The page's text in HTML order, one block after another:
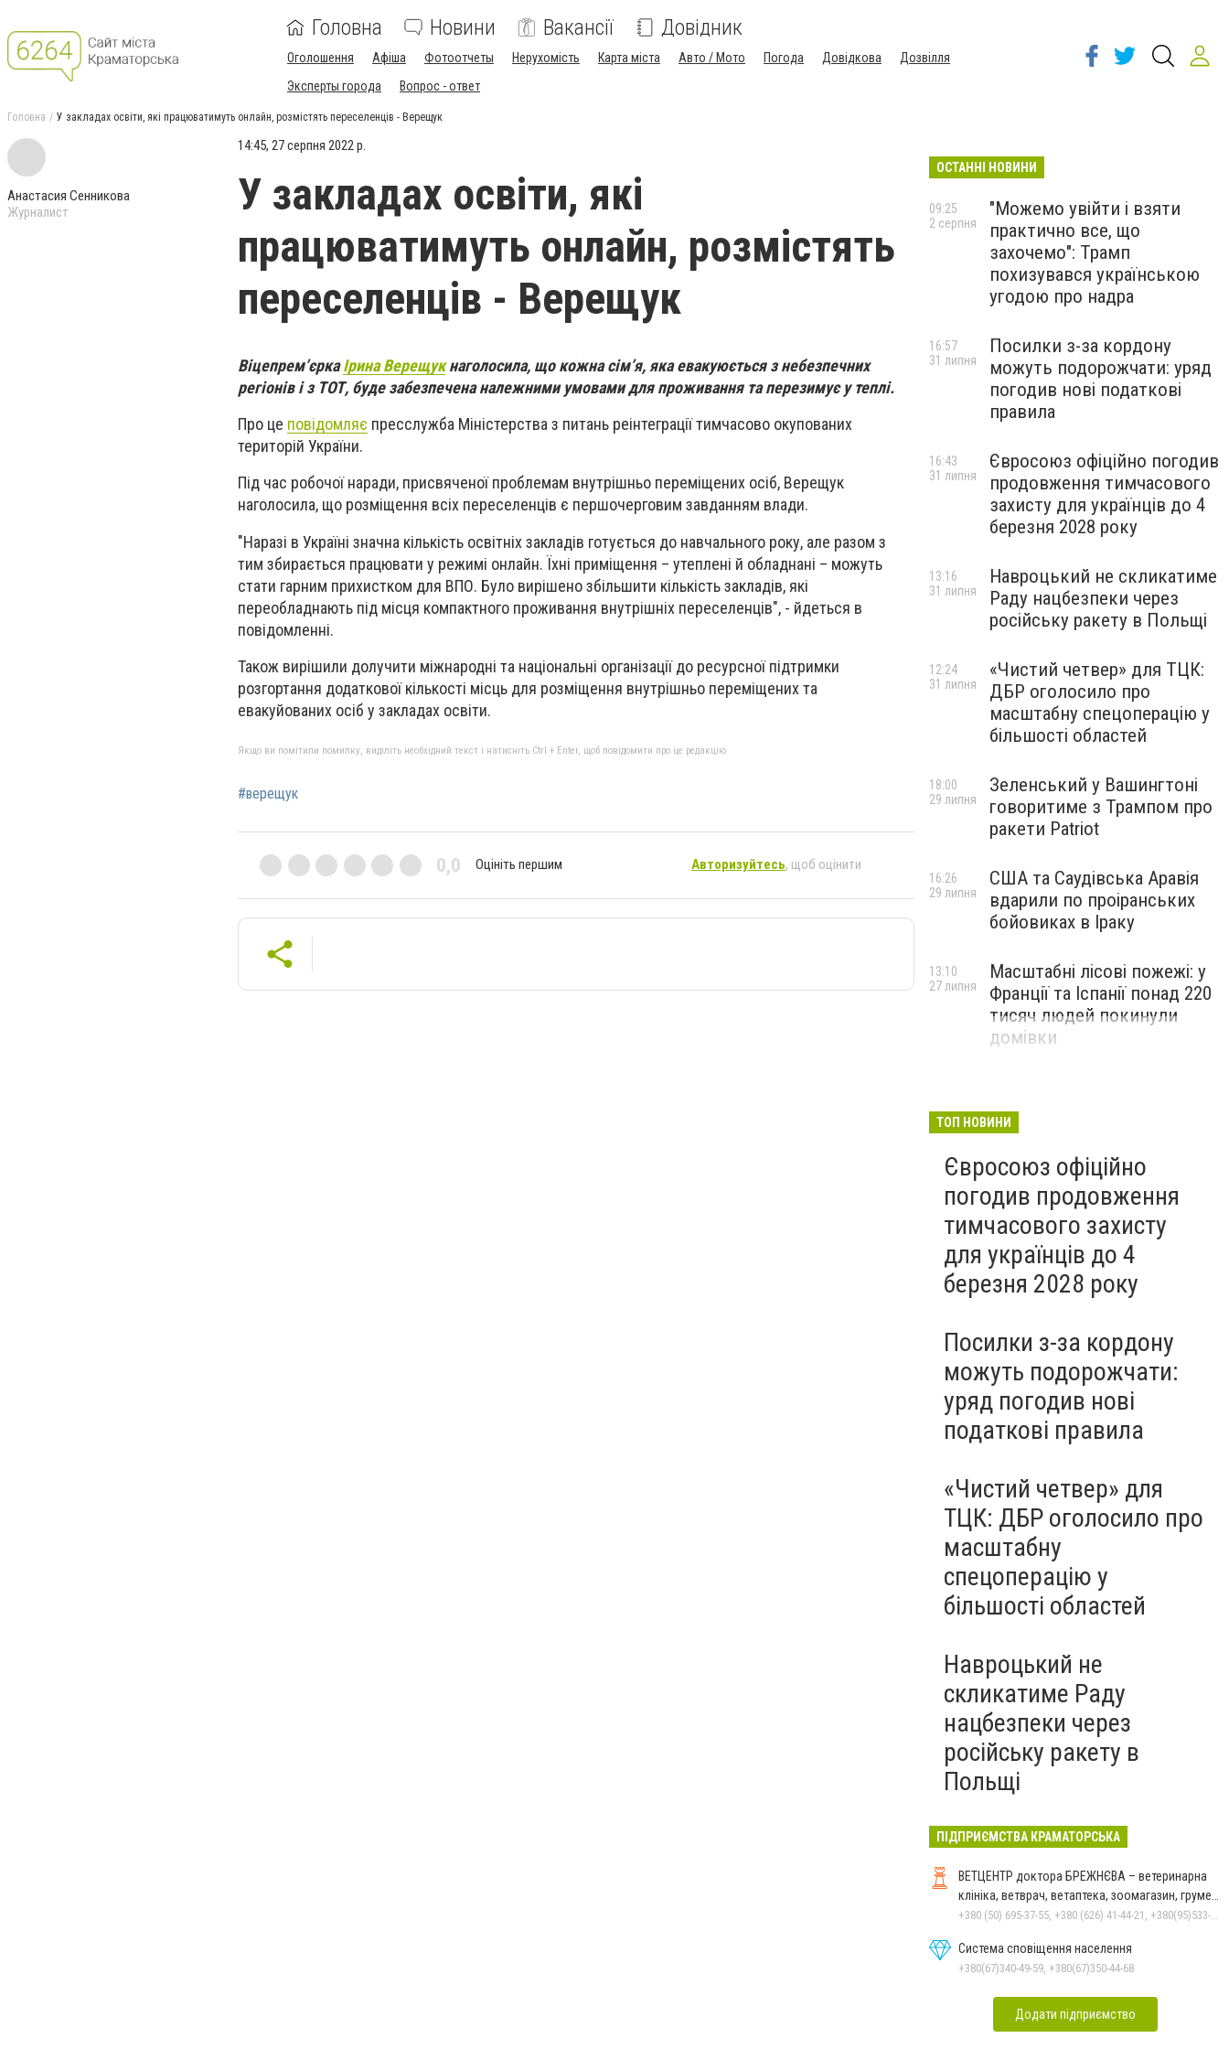
Головна Новини Вакансії Довідник
Оголошення Афіша Фотоотчеты Нерухомість Карта міста Авто / Мото Погода Довідкова
Дозвілля
Эксперты города
Вопрос - ответ
Головна У закладах освіти, які працюватимуть онлайн, розмістять переселенців - Верещук
Анастасия Сенникова
Журналист
14:45, 27 серпня 2022 р.
У закладах освіти, які
працюватимуть онлайн, розмістять
переселенців - Верещук
Віцепрем’єркаІрина Верещукнаголосила, що кожна сім’я, яка евакуюється з небезпечних
регіонів і з ТОТ, буде забезпечена належними умовами для проживання та перезимує у теплі.
Про це повідомляє пресслужба Міністерства з питань реінтеграції тимчасово окупованих
територій України.
Під час робочої наради, присвяченої проблемам внутрішньо переміщених осіб, Верещук
наголосила, що розміщення всіх переселенців є першочерговим завданням влади.
"Наразі в Україні значна кількість освітніх закладів готується до навчального року, але разом з
тим збирається працювати у режимі онлайн. Їхні приміщення – утеплені й обладнані – можуть
стати гарним прихистком для ВПО. Було вирішено збільшити кількість закладів, які
переобладнають під місця компактного проживання внутрішніх переселенців", - йдеться в
повідомленні.
Також вирішили долучити міжнародні та національні організації до ресурсної підтримки
розгортання додаткової кількості місць для розміщення внутрішньо переміщених та
евакуйованих осіб у закладах освіти.
Якщо ви помітили помилку, виділіть необхідний текст і натисніть Ctrl + Enter, щоб повідомити про це редакцію
#верещук
0,0 Оцініть першим Авторизуйтесь, щоб оцінити
ОСТАННІ НОВИНИ
"Можемо увійти і взяти
практично все, що
захочемо": Трамп
похизувався українською
угодою про надра
09:25
2 серпня
Посилки з-за кордону
можуть подорожчати: уряд
погодив нові податкові
правила
16:57
31 липня
Євросоюз офіційно погодив
продовження тимчасового
захисту для українців до 4
березня 2028 року
16:43
31 липня
Навроцький не скликатиме
Раду нацбезпеки через
російську ракету в Польщі
13:16
31 липня
«Чистий четвер» для ТЦК:
ДБР оголосило про
масштабну спецоперацію у
більшості областей
12:24
31 липня
Зеленський у Вашингтоні
говоритиме з Трампом про
ракети Patriot
18:00
29 липня
США та Саудівська Аравія
вдарили по проіранських
бойовиках в Іраку
16:26
29 липня
Масштабні лісові пожежі: у
Франції та Іспанії понад 220
тисяч людей покинули
домівки
13:10
27 липня
ТОП НОВИНИ
Євросоюз офіційно
погодив продовження
тимчасового захисту
для українців до 4
березня 2028 року
Посилки з-за кордону
можуть подорожчати:
уряд погодив нові
податкові правила
«Чистий четвер» для
ТЦК: ДБР оголосило про
масштабну
спецоперацію у
більшості областей
Навроцький не
скликатиме Раду
нацбезпеки через
російську ракету в
Польщі
ПІДПРИЄМСТВА КРАМАТОРСЬКА
ВЕТЦЕНТР доктора БРЕЖНЄВА – ветеринарна
клініка, ветврач, ветаптека, зоомагазин, грумер,
стрижки.
+380 (50) 695-37-55, +380 (626) 41-44-21, +380(95)533-90-03
Система сповіщення населення
+380(67)340-49-59, +380(67)350-44-68
Додати підприємство